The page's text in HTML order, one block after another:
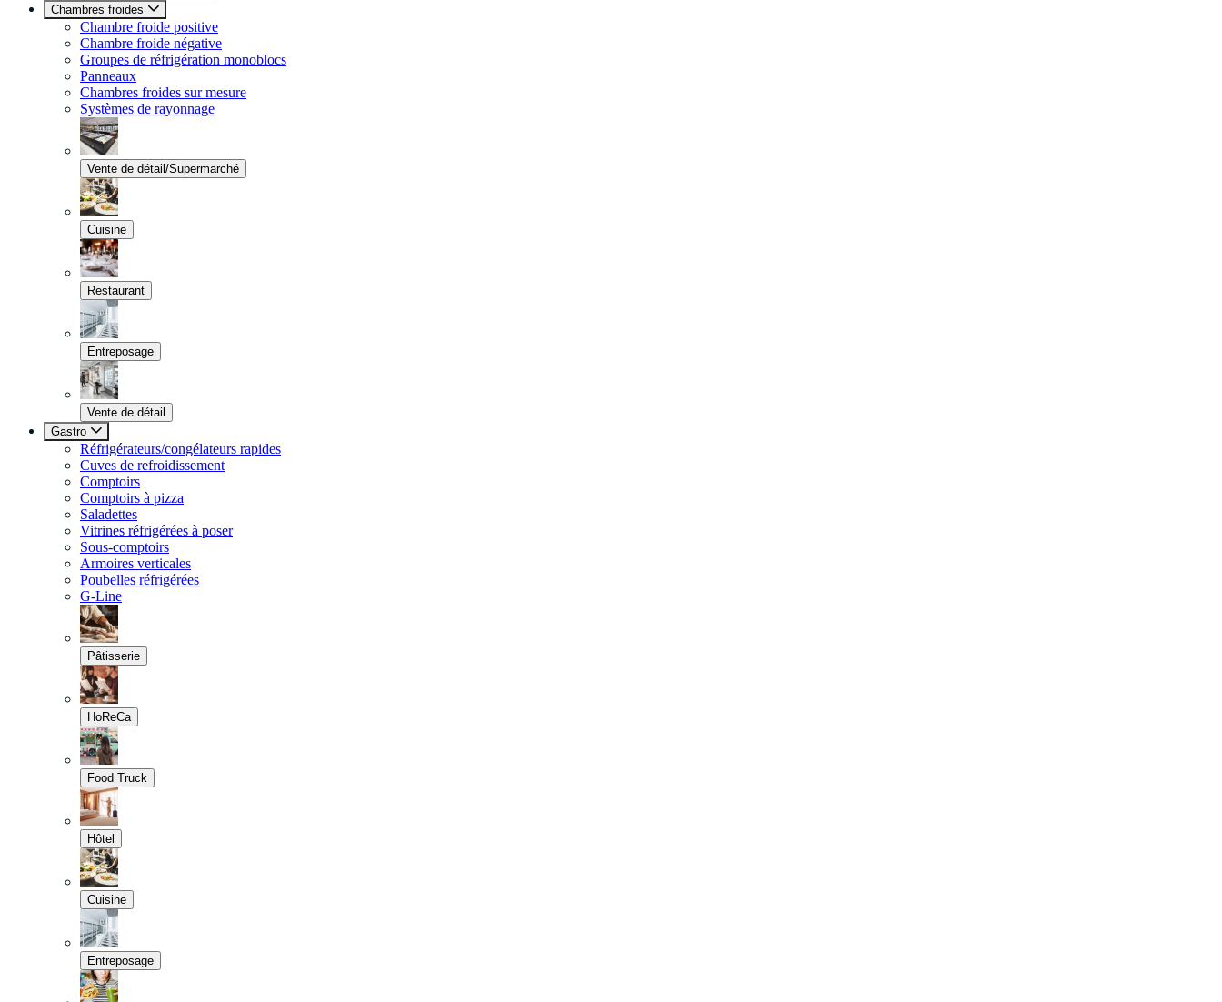
Chambres froides
Chambre froide positive
Chambre froide négative
Groupes de réfrigération monoblocs
Panneaux
Chambres froides sur mesure
Systèmes de rayonnage
Vente de détail/Supermarché
Cuisine
Restaurant
Entreposage
Vente de détail
Gastro
Réfrigérateurs/congélateurs rapides
Cuves de refroidissement
Comptoirs
Comptoirs à pizza
Saladettes
Vitrines réfrigérées à poser
Sous-comptoirs
Armoires verticales
Poubelles réfrigérées
G-Line
Pâtisserie
HoReCa
Food Truck
Hôtel
Cuisine
Entreposage